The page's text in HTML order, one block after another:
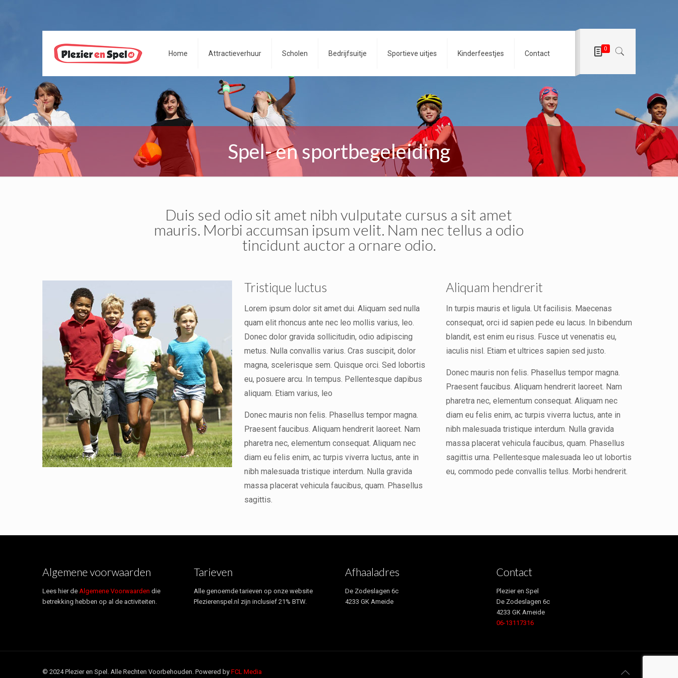
Home Attractieverhuur Scholen Bedrijfsuitje Sportieve uitjes Kinderfeestjes Contact
0
Spel- en sportbegeleiding
Duis sed odio sit amet nibh vulputate cursus a sit amet
mauris. Morbi accumsan ipsum velit. Nam nec tellus a odio
tincidunt auctor a ornare odio.
Tristique luctus
Lorem ipsum dolor sit amet dui. Aliquam sed nulla
quam elit rhoncus ante nec leo mollis varius, leo.
Donec dolor gravida sollicitudin, odio adipiscing
metus. Nulla convallis varius. Cras suscipit, dolor
magna, scelerisque sem. Quisque orci. Sed lobortis
eu, posuere arcu. In tempus. Pellentesque dapibus
aliquam. Etiam varius, leo
Donec mauris non felis. Phasellus tempor magna.
Praesent faucibus. Aliquam hendrerit laoreet. Nam
pharetra nec, elementum consequat. Aliquam nec
diam eu felis enim, ac turpis viverra luctus, ante in
nibh malesuada tristique interdum. Nulla gravida
massa placerat vehicula faucibus, quam. Phasellus
sagittis.
Aliquam hendrerit
In turpis mauris et ligula. Ut facilisis. Maecenas
consequat, orci id sapien pede eu lacus. In bibendum
blandit, est enim eu risus. Fusce ut venenatis eu,
iaculis nisl. Etiam et ultrices sapien sed justo.
Donec mauris non felis. Phasellus tempor magna.
Praesent faucibus. Aliquam hendrerit laoreet. Nam
pharetra nec, elementum consequat. Aliquam nec
diam eu felis enim, ac turpis viverra luctus, ante in
nibh malesuada tristique interdum. Nulla gravida
massa placerat vehicula faucibus, quam. Phasellus
sagittis urna. Pellentesque malesuada leo ut lobortis
eu, commodo pede convallis tellus. Morbi hendrerit.
Algemene voorwaarden
Lees hier de Algemene Voorwaarden die
betrekking hebben op al de activiteiten.
Tarieven
Alle genoemde tarieven op onze website
Plezierenspel.nl zijn inclusief 21% BTW.
Afhaaladres
De Zodeslagen 6c
4233 GK Ameide
Contact
Plezier en Spel
De Zodeslagen 6c
4233 GK Ameide
06-13117316
© 2024 Plezier en Spel. Alle Rechten Voorbehouden. Powered by FCL Media